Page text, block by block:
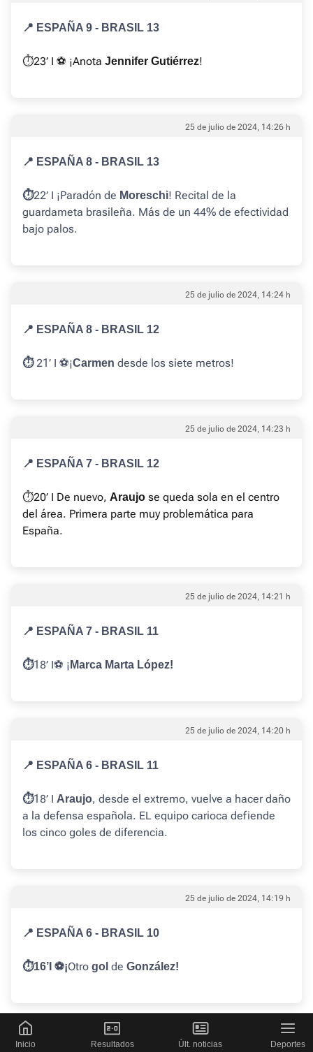
📍 ESPAÑA 9 - BRASIL 13
⏱️23’ I ⚽️ ¡Anota Jennifer Gutiérrez!
25 de julio de 2024, 14:26 h
📍 ESPAÑA 8 - BRASIL 13
⏱️22’ I ¡Paradón de Moreschi! Recital de la
guardameta brasileña. Más de un 44% de efectividad
bajo palos.
25 de julio de 2024, 14:24 h
📍 ESPAÑA 8 - BRASIL 12
⏱️21’ I ⚽️¡Carmen desde los siete metros!
25 de julio de 2024, 14:23 h
📍 ESPAÑA 7 - BRASIL 12
⏱️20’ I De nuevo, Araujo se queda sola en el centro
del área. Primera parte muy problemática para
España.
25 de julio de 2024, 14:21 h
📍 ESPAÑA 7 - BRASIL 11
⏱️18’ I⚽️ ¡ Marca Marta López!
25 de julio de 2024, 14:20 h
📍 ESPAÑA 6 - BRASIL 11
⏱️18’ I Araujo, desde el extremo, vuelve a hacer daño
a la defensa española. EL equipo carioca defiende
los cinco goles de diferencia.
25 de julio de 2024, 14:19 h
📍 ESPAÑA 6 - BRASIL 10
⏱️16’I ⚽️¡Otro gol de González!
25 de julio de 2024, 14:17 h
Inicio
Resultados Últ. noticias Deportes